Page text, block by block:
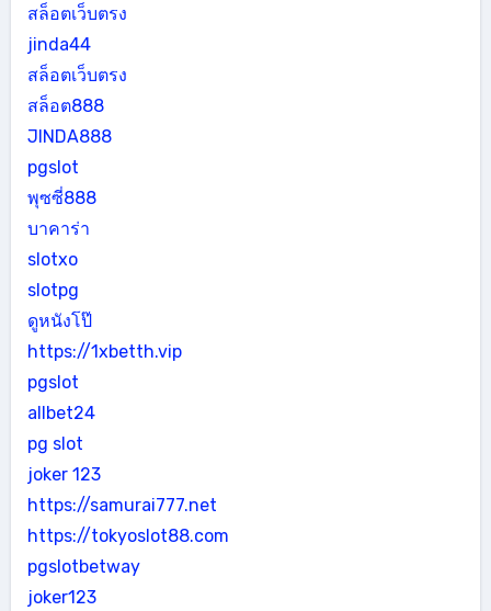
สล็อตเว็บตรง
jinda44
สล็อตเว็บตรง
สล็อต888
JINDA888
pgslot
พุซซี่888
บาคาร่า
slotxo
slotpg
ดูหนังโป๊
https://1xbetth.vip
pgslot
allbet24
pg slot
joker 123
https://samurai777.net
https://tokyoslot88.com
pgslotbetway
joker123